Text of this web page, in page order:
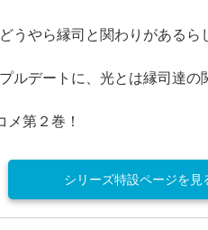
うやら縁司と関わりがあるら
ルデートに、光とは縁司達の
メ第２巻！
シリーズ特設ページを見